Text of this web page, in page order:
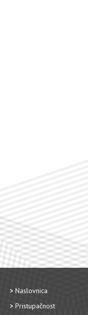
Naslovnica
Pristupačnost